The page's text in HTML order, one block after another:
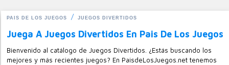
PAIS DE LOS JUEGOS JUEGOS DIVERTIDOS
Juega A Juegos Divertidos En Pais De Los Juegos
Bienvenido al catálogo de Juegos Divertidos. ¿Estás buscando los
mejores y más recientes juegos? En PaisdeLosJuegos.net tenemos